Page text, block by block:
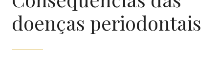
doenças periodontais